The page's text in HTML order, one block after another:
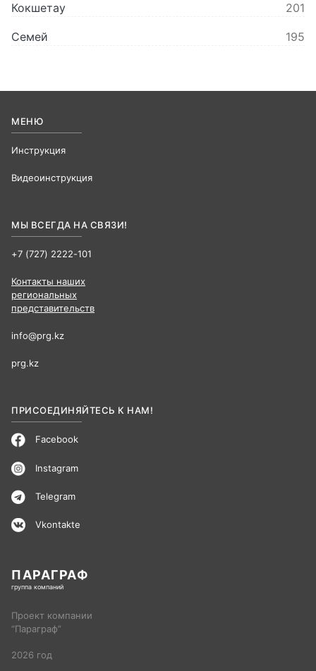
кокшетау 201
семей 195
ПАРАГРАФ
группа компаний
Проект компании
“Параграф”
2026 год
МЕНЮ
Инструкция
Видеоинструкция
ПРИСОЕДИНЯЙТЕСЬ К НАМ!
Facebook
Instagram
Telegram
Vkontakte
МЫ ВСЕГДА НА СВЯЗИ!
+7 (727) 2222-101
Контакты наших
региональных
представительств
info@prg.kz
prg.kz